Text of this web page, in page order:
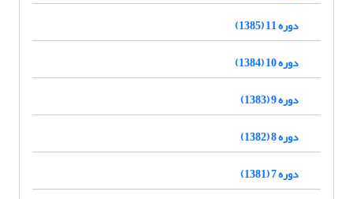
دوره 11 (1385)
دوره 10 (1384)
دوره 9 (1383)
دوره 8 (1382)
دوره 7 (1381)